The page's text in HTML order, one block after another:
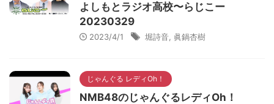
よしもとラジオ高校〜らじこー
20230329
2023/4/1 堀詩音 眞鍋杏樹
じゃんぐる レディOh！
NMB48のじゃんぐるレディOh！